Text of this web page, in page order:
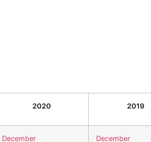
2020 2019
December December